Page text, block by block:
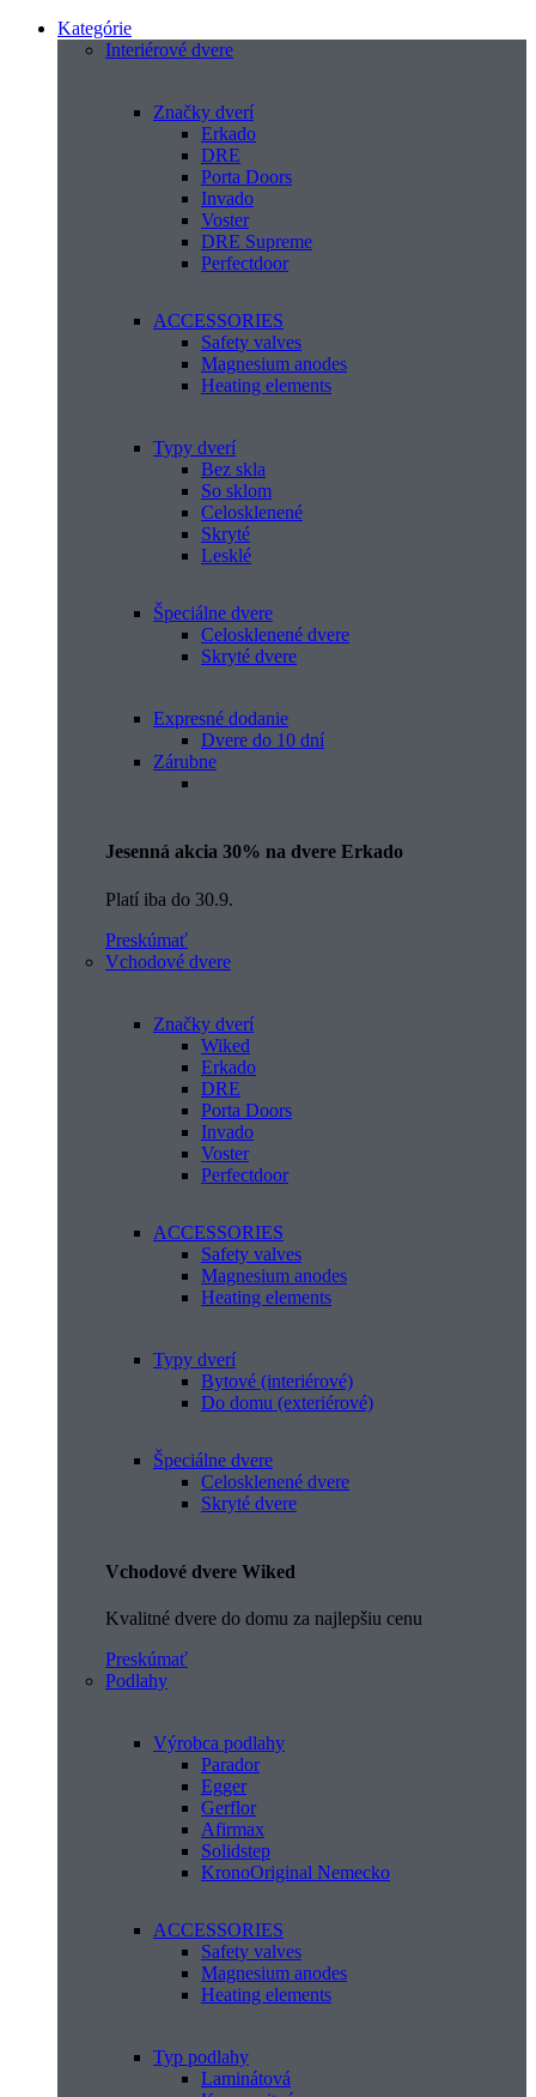
Kategórie
Interiérové dvere
Značky dverí
Erkado
DRE
Porta Doors
Invado
Voster
DRE Supreme
Perfectdoor
ACCESSORIES
Safety valves
Magnesium anodes
Heating elements
Typy dverí
Bez skla
So sklom
Celosklenené
Skryté
Lesklé
Špeciálne dvere
Celosklenené dvere
Skryté dvere
Expresné dodanie
Dvere do 10 dní
Zárubne
Jesenná akcia 30% na dvere Erkado
Platí iba do 30.9.
Preskúmať
Vchodové dvere
Značky dverí
Wiked
Erkado
DRE
Porta Doors
Invado
Voster
Perfectdoor
ACCESSORIES
Safety valves
Magnesium anodes
Heating elements
Typy dverí
Bytové (interiérové)
Do domu (exteriérové)
Špeciálne dvere
Celosklenené dvere
Skryté dvere
Vchodové dvere Wiked
Kvalitné dvere do domu za najlepšiu cenu
Preskúmať
Podlahy
Výrobca podlahy
Parador
Egger
Gerflor
Afirmax
Solidstep
KronoOriginal Nemecko
ACCESSORIES
Safety valves
Magnesium anodes
Heating elements
Typ podlahy
Laminátová